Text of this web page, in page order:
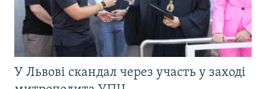
У Львові скандал через участь у заході